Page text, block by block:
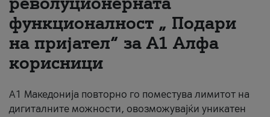
За нас
#ПодобарОнлајн
функционалност „ Подари
на пријател“ за А1 Алфа
корисници
А1 Македонија повторно го поместува лимитот на
дигиталните можности, овозможувајќи уникатен